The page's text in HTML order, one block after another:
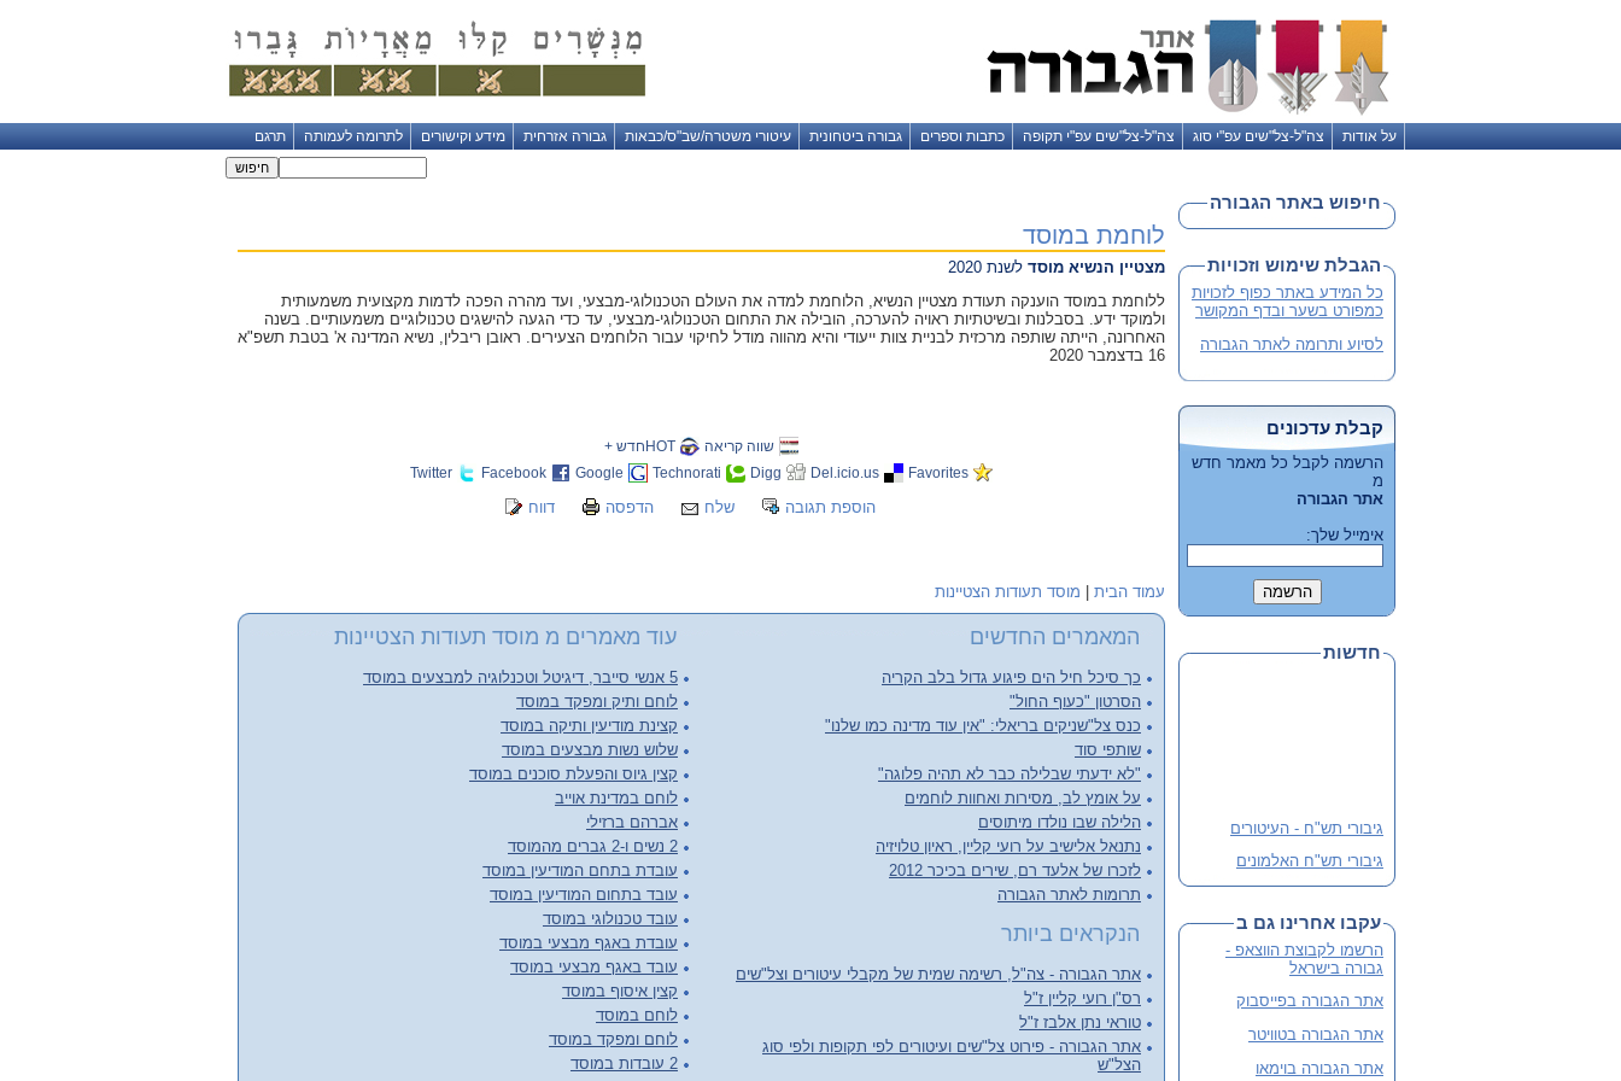
על אודות צה"ל-צל"שים עפ"י סוג צה"ל-צל"שים עפ"י תקופה כתבות וספרים גבורה ביטחונית עיטורי משטרה/שב"ס/כבאות גבורה אזרחית מידע וקישורים לתרומה לעמותה תרגם
לוחמת במוסד
מצטיין הנשיא מוסד לשנת 2020
ללוחמת במוסד הוענקה תעודת מצטיין הנשיא, הלוחמת למדה את העולם הטכנולוגי-מבצעי, ועד מהרה הפכה לדמות מקצועית משמעותית
ולמוקד ידע. בסבלנות ובשיטתיות ראויה להערכה, הובילה את התחום הטכנולוגי-מבצעי, עד כדי הגעה להישגים טכנולוגיים משמעותיים. בשנה
האחרונה, הייתה שותפה מרכזית לבניית צוות ייעודי והיא מהווה מודל לחיקוי עבור הלוחמים הצעירים. ראובן ריבלין, נשיא המדינה א' בטבת תשפ"א
16 בדצמבר 2020
שווה קריאה
HOTחדש +
Favorites
Del.icio.us
Digg
Technorati
Google
Facebook
Twitter
הוספת תגובה שלח הדפסה דווח
עמוד הבית מוסד תעודות הצטיינות
המאמרים החדשים
כך סיכל חיל הים פיגוע גדול בלב הקריה
הסרטון "כעוף החול"
כנס צל"שניקים בריאלי: "אין עוד מדינה כמו שלנו"
שותפי סוד
"לא ידעתי שבלילה כבר לא תהיה פלוגה"
על אומץ לב, מסירות ואחוות לוחמים
הלילה שבו נולדו מיתוסים
נתנאל אלישיב על רועי קליין, ראיון טלויזיה
לזכרו של אלעד רם, שירים בכיכר 2012
תרומות לאתר הגבורה
הנקראים ביותר
אתר הגבורה - צה"ל, רשימה שמית של מקבלי עיטורים וצל"שים
רס"ן רועי קליין ז"ל
טוראי נתן אלבז ז"ל
אתר הגבורה - פירוט צל"שים ועיטורים לפי תקופות ולפי סוג
הצל"ש
עוד מאמרים מ מוסד תעודות הצטיינות
5 אנשי סייבר, דיגיטל וטכנלוגיה למבצעים במוסד
לוחם ותיק ומפקד במוסד
קצינת מודיעין ותיקה במוסד
שלוש נשות מבצעים במוסד
קצין גיוס והפעלת סוכנים במוסד
לוחם במדינת אוייב
אברהם ברזילי
2 נשים ו-2 גברים מהמוסד
עובדת בתחם המודיעין במוסד
עובד בתחום המודיעין במוסד
עובד טכנולוגי במוסד
עובדת באגף מבצעי במוסד
עובד באגף מבצעי במוסד
קצין איסוף במוסד
לוחם במוסד
לוחם ומפקד במוסד
2 עובדות במוסד
חיפוש באתר הגבורה
הגבלת שימוש וזכויות
כל המידע באתר כפוף לזכויות
כמפורט בשער ובדף המקושר
לסיוע ותרומה לאתר הגבורה
קבלת עדכונים
הרשמה לקבל כל מאמר חדש
מ
אתר הגבורה
אימייל שלך:
חדשות
גיבורי תש"ח - העיטורים
גיבורי תש"ח האלמונים
פלוגה י' שבלב מהדורה 3
שתי מהדורות קודמות אזלו
והנוכחית מורחבת
לסיוע ותרומה
עקבו אחרינו גם ב
הרשמו לקבוצת הווצאפ -
גבורה בישראל
אתר הגבורה בפייסבוק
אתר הגבורה בטוויטר
אתר הגבורה בוימאו